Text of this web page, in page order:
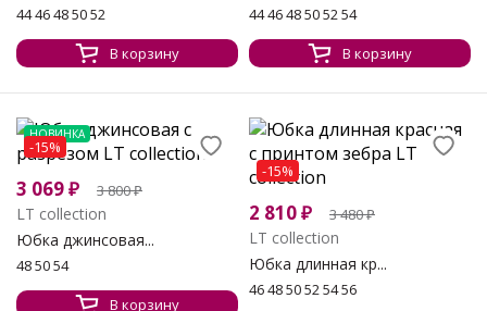
44 46 48 50 52
В корзину
44 46 48 50 52 54
В корзину
НОВИНКА
-15%
3 069₽ 3 800₽
LT collection
Юбка джинсовая...
48 50 54
В корзину
-15%
2 810₽ 3 480₽
LT collection
Юбка длинная кр...
46 48 50 52 54 56